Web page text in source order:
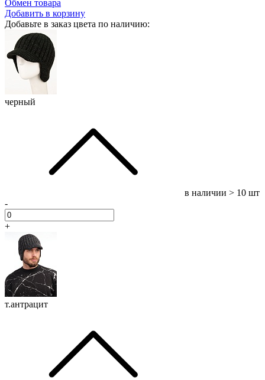
Обмен товара
Добавить в корзину
Добавьте в заказ цвета по наличию:
черный
в наличии > 10 шт
-
+
т.антрацит